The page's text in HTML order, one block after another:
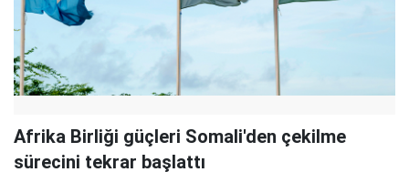
Afrika Birliği güçleri Somali'den çekilme
sürecini tekrar başlattı